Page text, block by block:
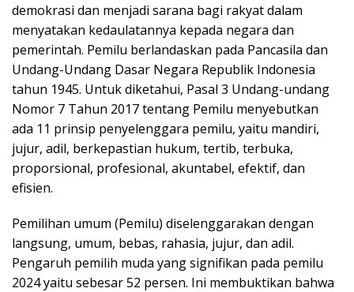
demokrasi dan menjadi sarana bagi rakyat dalam
menyatakan kedaulatannya kepada negara dan
pemerintah. Pemilu berlandaskan pada Pancasila dan
Undang-Undang Dasar Negara Republik Indonesia
tahun 1945. Untuk diketahui, Pasal 3 Undang-undang
Nomor 7 Tahun 2017 tentang Pemilu menyebutkan
ada 11 prinsip penyelenggara pemilu, yaitu mandiri,
jujur, adil, berkepastian hukum, tertib, terbuka,
proporsional, profesional, akuntabel, efektif, dan
efisien.
Pemilihan umum (Pemilu) diselenggarakan dengan
langsung, umum, bebas, rahasia, jujur, dan adil.
Pengaruh pemilih muda yang signifikan pada pemilu
2024 yaitu sebesar 52 persen. Ini membuktikan bahwa